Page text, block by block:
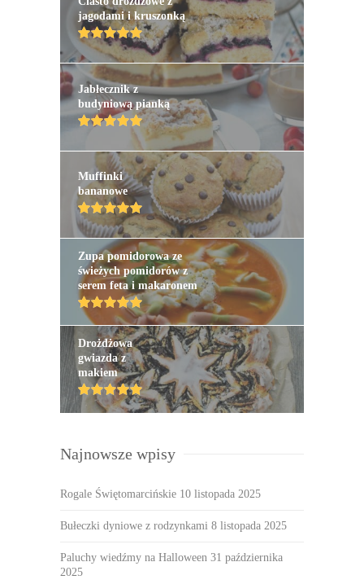
jagodami i kruszonką
Jabłecznik z
budyniową pianką
Muffinki
bananowe
Zupa pomidorowa ze
świeżych pomidorów z
serem feta i makaronem
Drożdżowa
gwiazda z
makiem
Najnowsze wpisy
Rogale Świętomarcińskie 10 listopada 2025
Bułeczki dyniowe z rodzynkami 8 listopada 2025
Paluchy wiedźmy na Halloween 31 października
2025